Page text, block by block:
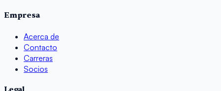
Empresa
Acerca de
Contacto
Carreras
Socios